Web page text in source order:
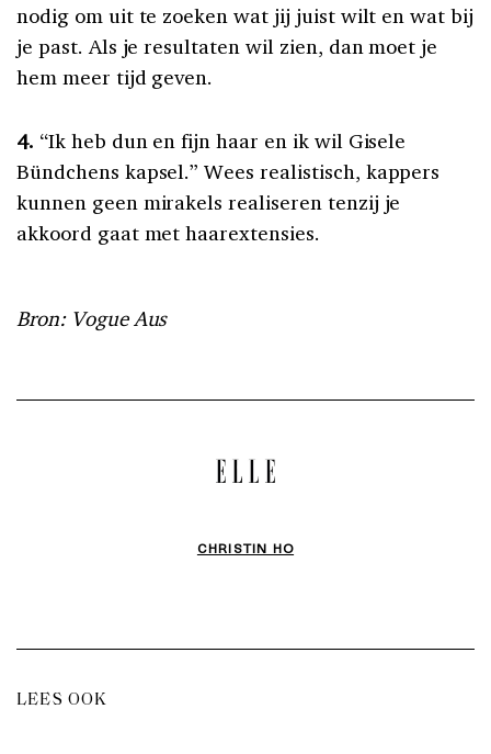
nodig om uit te zoeken wat jij juist wilt en wat bij
je past. Als je resultaten wil zien, dan moet je
hem meer tijd geven.
4. “Ik heb dun en fijn haar en ik wil Gisele
Bündchens kapsel.” Wees realistisch, kappers
kunnen geen mirakels realiseren tenzij je
akkoord gaat met haarextensies.
Bron: Vogue Aus
CHRISTIN HO
LEES OOK